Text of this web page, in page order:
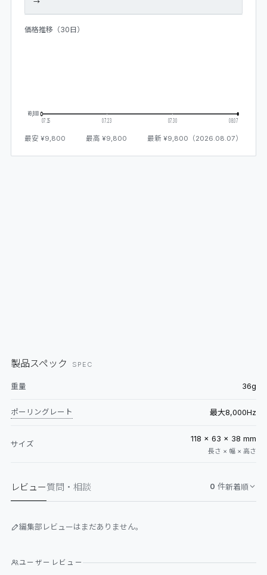
→
価格推移（30日）
¥9,800
¥9,800
07.15
07.23 07.30 08.07
最安 ¥9,800 最高 ¥9,800 最新 ¥9,800 （2026.08.07）
製品スペック SPEC
重量 36g
ポーリングレート 最大8,000Hz
サイズ
118 × 63 × 38 mm
長さ × 幅 × 高さ
レビュー質問・相談 0 件新着順
編集部レビューはまだありません。
ユーザーレビュー